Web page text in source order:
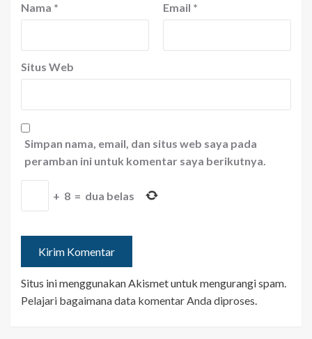
Nama * Email *
Situs Web
Simpan nama, email, dan situs web saya pada
peramban ini untuk komentar saya berikutnya.
+ 8 = dua belas
Situs ini menggunakan Akismet untuk mengurangi spam.
Pelajari bagaimana data komentar Anda diproses.